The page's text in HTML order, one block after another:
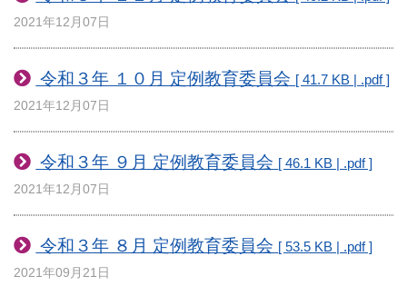
2021年12月07日
令和３年 １０月 定例教育委員会 [ 41.7 KB | .pdf ]
2021年12月07日
令和３年 ９月 定例教育委員会 [ 46.1 KB | .pdf ]
2021年12月07日
令和３年 ８月 定例教育委員会 [ 53.5 KB | .pdf ]
2021年09月21日